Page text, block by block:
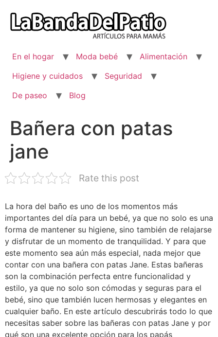
contenido
En el hogar Moda bebé
Alimentación
Higiene y cuidados
Seguridad
De paseo
Blog
Bañera con patas
jane
Rate this post
La hora del baño es uno de los momentos más
importantes del día para un bebé, ya que no solo es una
forma de mantener su higiene, sino también de relajarse
y disfrutar de un momento de tranquilidad. Y para que
este momento sea aún más especial, nada mejor que
contar con una bañera con patas Jane. Estas bañeras
son la combinación perfecta entre funcionalidad y
estilo, ya que no solo son cómodas y seguras para el
bebé, sino que también lucen hermosas y elegantes en
cualquier baño. En este artículo descubrirás todo lo que
necesitas saber sobre las bañeras con patas Jane y por
qué son una excelente opción para los papás